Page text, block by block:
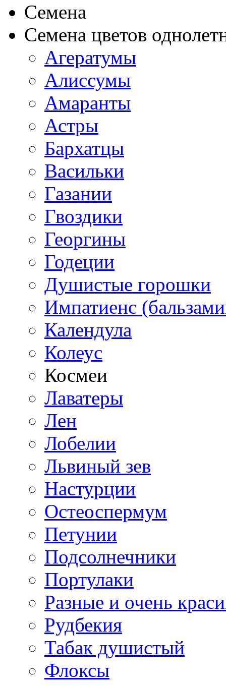
Семена
Семена цветов
Агератумы
Алиссумы
Амаранты
Астры
Бархатцы
Васильки
Газании
Гвоздики
Георгины
Годеции
Душистые горошки
Импатиенс
Календула
Колеус
Космеи
Лаватеры
Лен
Лобелии
Львиный зев
Настурции
Остеоспермум
Петунии
Подсолнечники
Портулаки
Разные и очень
Рудбекия
Табак душистый
Флоксы